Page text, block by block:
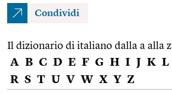
Condividi
Il dizionario di italiano dalla a alla z
A B C D E F G H I J K L
R S T U V W X Y Z